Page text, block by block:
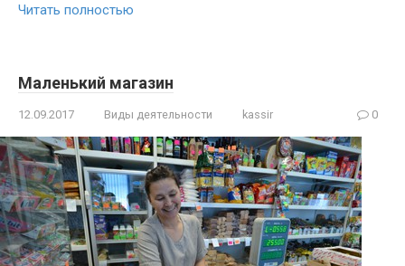
Читать полностью
Маленький магазин
12.09.2017 Виды деятельности kassir 0